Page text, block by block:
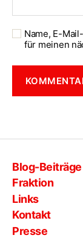
Name, E-
für meinen
Blog-Beiträge
Fraktion
Links
Kontakt
Presse